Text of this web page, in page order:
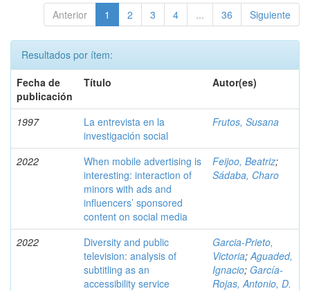
Anterior 1 2 3 4 ... 36 Siguiente
Resultados por ítem:
Fecha de
publicación
Título Autor(es)
1997
La entrevista en la
investigación social
Frutos, Susana
2022
When mobile advertising is
interesting: interaction of
minors with ads and
influencers’ sponsored
content on social media
Feijoo, Beatriz;
Sádaba, Charo
2022
Diversity and public
television: analysis of
subtitling as an
accessibility service
Garcia-Prieto,
Victoria;Aguaded,
Ignacio; García-
Rojas, Antonio, D.